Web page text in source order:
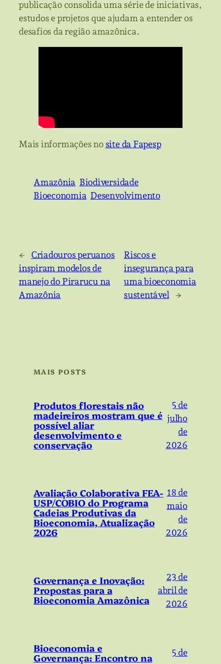
publicação consolida uma série de iniciativas,
estudos e projetos que ajudam a entender os
desafios da região amazônica.
Mais informações no site da Fapesp
Amazônia Biodiversidade
Bioeconomia Desenvolvimento
←
Criadouros peruanos
inspiram modelos de
manejo do Pirarucu na
Amazônia
Riscos e
insegurança para
uma bioeconomia
sustentável
→
MAIS POSTS
Produtos florestais não
madeireiros mostram que é
possível aliar
desenvolvimento e
conservação
5 de
julho
de
2026
Avaliação Colaborativa FEA-
USP/COBIO do Programa
Cadeias Produtivas da
Bioeconomia, Atualização
2026
18 de
maio
de
2026
Governança e Inovação:
Propostas para a
Bioeconomia Amazônica
23 de
abril de
2026
Bioeconomia e
Governança: Encontro na
5 de